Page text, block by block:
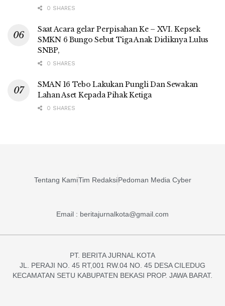
0 SHARES
Saat Acara gelar Perpisahan Ke – XVI. Kepsek
SMKN 6 Bungo Sebut Tiga Anak Didiknya Lulus
SNBP,
0 SHARES
SMAN 16 Tebo Lakukan Pungli Dan Sewakan
Lahan Aset Kepada Pihak Ketiga
0 SHARES
Tentang KamiTim RedaksiPedoman Media Cyber
Email : beritajurnalkota@gmail.com
PT. BERITA JURNAL KOTA
JL. PERAJI NO. 45 RT,001 RW.04 NO. 45 DESA CILEDUG
KECAMATAN SETU KABUPATEN BEKASI PROP. JAWA BARAT.